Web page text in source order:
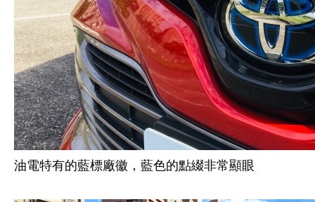
油電特有的藍標廠徽，藍色的點綴非常顯眼